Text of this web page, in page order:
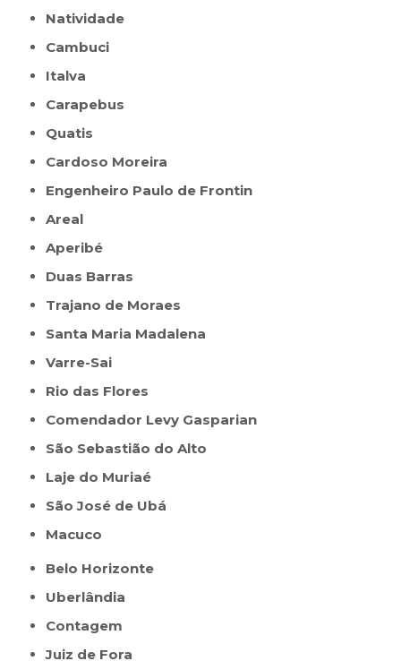
Natividade
Cambuci
Italva
Carapebus
Quatis
Cardoso Moreira
Engenheiro Paulo de Frontin
Areal
Aperibé
Duas Barras
Trajano de Moraes
Santa Maria Madalena
Varre-Sai
Rio das Flores
Comendador Levy Gasparian
São Sebastião do Alto
Laje do Muriaé
São José de Ubá
Macuco
Belo Horizonte
Uberlândia
Contagem
Juiz de Fora